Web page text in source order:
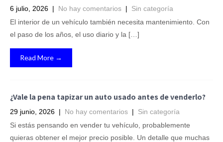
6 julio, 2026 | No hay comentarios | Sin categoría
El interior de un vehículo también necesita mantenimiento. Con
el paso de los años, el uso diario y la […]
Read More →
¿Vale la pena tapizar un auto usado antes de venderlo?
29 junio, 2026 | No hay comentarios | Sin categoría
Si estás pensando en vender tu vehículo, probablemente
quieras obtener el mejor precio posible. Un detalle que muchas